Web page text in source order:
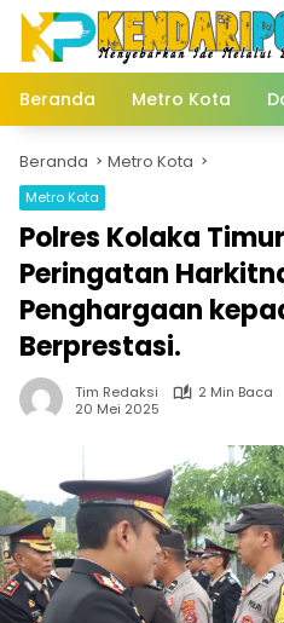
Langsung
konten
Beranda
Metro Kota
Beranda Metro Kota
Metro Kota
Polres Kolaka
Peringatan
Penghargaan
Berprestasi.
Tim Redaksi
2 Min Baca
20 Mei 2025